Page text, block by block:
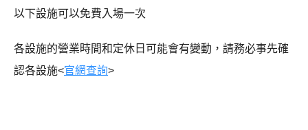
以下設施可以免費入場一次
各設施的營業時間和定休日可能會有變動，請務必事先確
認各設施<官網查詢>